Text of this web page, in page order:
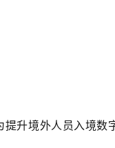
提升境外人员入境数